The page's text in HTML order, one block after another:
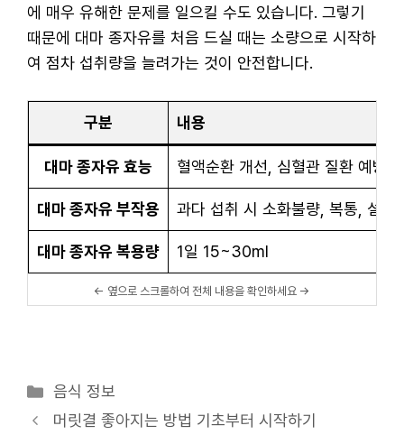
에 매우 유해한 문제를 일으킬 수도 있습니다. 그렇기
때문에 대마 종자유를 처음 드실 때는 소량으로 시작하
여 점차 섭취량을 늘려가는 것이 안전합니다.
구분 내용
대마 종자유 효능 혈액순환 개선, 심혈관 질환 예방,
대마 종자유 부작용 과다 섭취 시 소화불량, 복통, 설사
대마 종자유 복용량 1일 15~30ml
카
테
음식 정보
머릿결 좋아지는 방법 기초부터 시작하기